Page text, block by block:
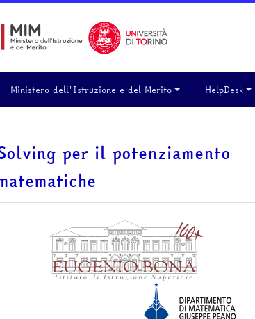
Ministero dell'Istruzione e del Merito HelpDesk
per il potenziamento